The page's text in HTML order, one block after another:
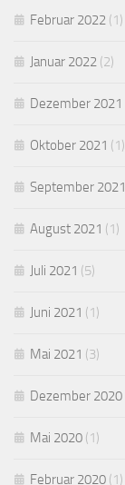
Februar 2022 (1)
Januar 2022 (2)
Dezember 2021
Oktober 2021 (1)
September 2021
August 2021 (1)
Juli 2021 (5)
Juni 2021 (1)
Mai 2021 (3)
Dezember 2020
Mai 2020 (1)
Februar 2020 (1)